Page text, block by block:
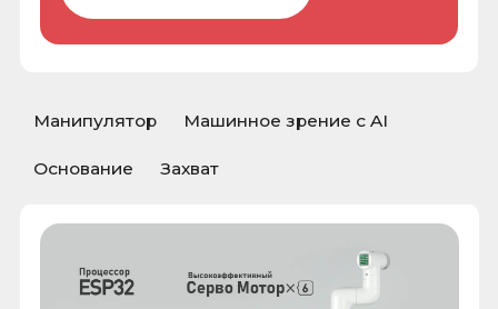
6-осевой AI учебный робот манипулятор
практического обучения робототехнике,
Роборука оснащена мощным одноплатным
компьютером Raspberry Pi, объединяющим
производительность и простоту работы.
Коллаборативный робот поддерживает